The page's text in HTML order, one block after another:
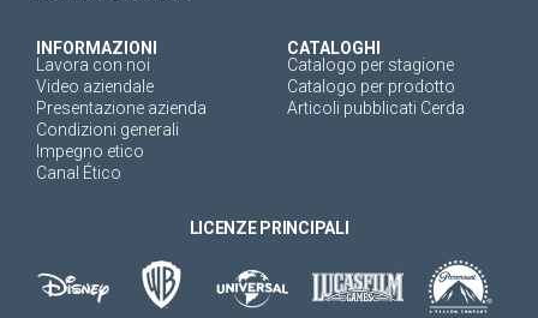
INFORMAZIONI
Lavora con noi
Video aziendale
Presentazione azienda
Condizioni generali
Impegno etico
Canal Ético
CATALOGHI
Catalogo per stagione
Catalogo per prodotto
Articoli pubblicati Cerda
LICENZE PRINCIPALI